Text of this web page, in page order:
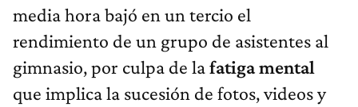
media hora bajó en un tercio el
rendimiento de un grupo de asistentes al
gimnasio, por culpa de lafatiga mental
que implica la sucesión de fotos, videos y